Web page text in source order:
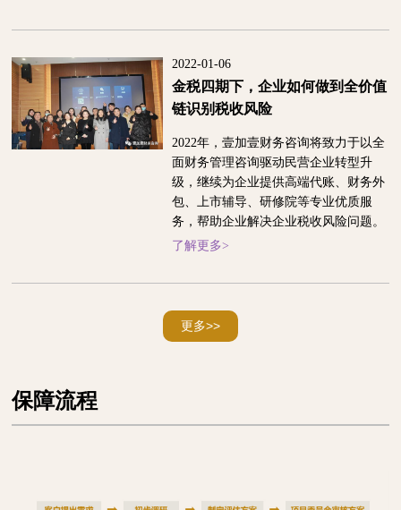
2022-01-06
金税四期下，企业如何做到全价值
链识别税收风险
2022年，壹加壹财务咨询将致力于以全
面财务管理咨询驱动民营企业转型升
级，继续为企业提供高端代账、财务外
包、上市辅导、研修院等专业优质服
务，帮助企业解决企业税收风险问题。
了解更多>
更多>>
保障流程